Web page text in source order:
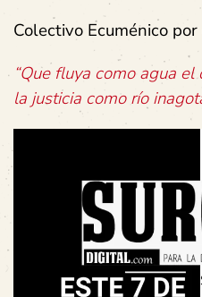
Colectivo Ecuménico por
“Que fluya como agua el
la justicia como río